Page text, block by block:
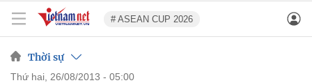
# ASEAN CUP 2026
Thời sự
thứ hai, 26/08/2013 - 05:00